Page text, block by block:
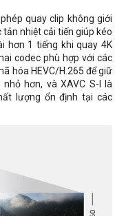
quay clip không giới
nhiệt cải tiến giúp kéo
hơn 1 tiếng khi quay 4K
codec phù hợp với các
hóa HEVC/H.265 để giữ
hơn, và XAVC S-I là
lượng ổn định tại các